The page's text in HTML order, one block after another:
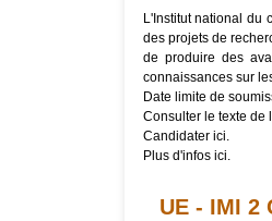
L'Institut national du
des projets de
de produire des
connaissances sur
Date limite de
Consulter le texte de
Candidater ici.
Plus d'infos ici.
UE - IMI 2